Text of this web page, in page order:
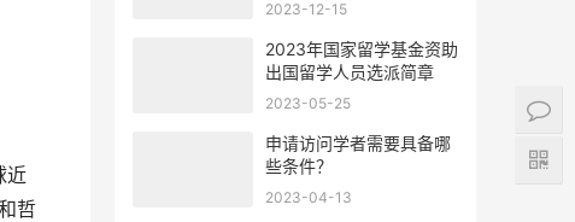
近
哲
2023-12-15
2023年国家留学基金资助
出国留学人员选派简章
2023-05-25
申请访问学者需要具备哪
些条件？
2023-04-13